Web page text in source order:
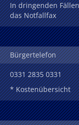
In dringenden
das Notfallfax
Bürgertelefon
0331 2835 0331
* Kostenübersicht